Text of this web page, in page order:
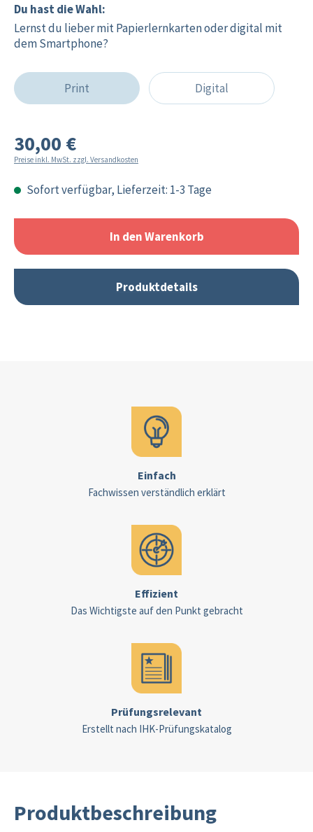
Du hast die Wahl:
Lernst du lieber mit Papierlernkarten oder digital mit
dem Smartphone?
Print Digital
30,00 €
Preise inkl. MwSt. zzgl. Versandkosten
Sofort verfügbar, Lieferzeit: 1-3 Tage
In den Warenkorb
Produktdetails
Einfach
Effizient
Prüfungsrelevant
Fachwissen verständlich erklärt
Das Wichtigste auf den Punkt gebracht
Erstellt nach IHK-Prüfungskatalog
Produktbeschreibung